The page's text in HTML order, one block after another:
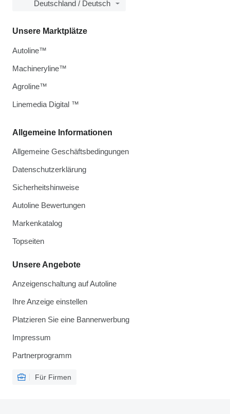
Deutschland / Deutsch
Allgemeine Informationen
Allgemeine Geschäftsbedingungen
Datenschutzerklärung
Sicherheitshinweise
Autoline Bewertungen
Markenkatalog
Topseiten
Unsere Angebote
Anzeigenschaltung auf Autoline
Ihre Anzeige einstellen
Platzieren Sie eine Bannerwerbung
Impressum
Partnerprogramm
Für Firmen
Unsere Marktplätze
Autoline™
Machineryline™
Agroline™
Linemedia Digital ™